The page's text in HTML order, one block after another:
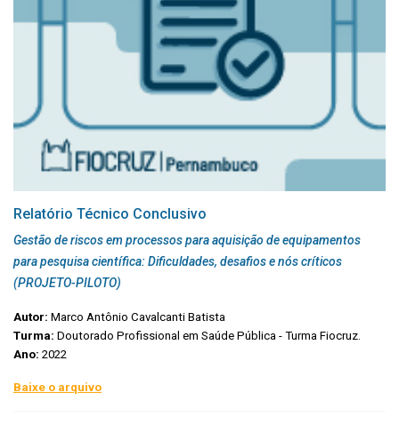
Relatório Técnico Conclusivo
Gestão de riscos em processos para aquisição de equipamentos
para pesquisa científica: Dificuldades, desafios e nós críticos
(PROJETO-PILOTO)
Autor: Marco Antônio Cavalcanti Batista
Turma: Doutorado Profissional em Saúde Pública - Turma Fiocruz.
Ano: 2022
Baixe o arquivo